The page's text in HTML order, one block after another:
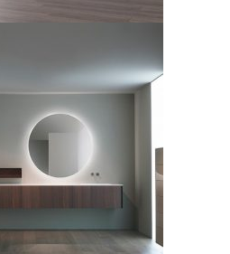
mobile bagno
serie S40